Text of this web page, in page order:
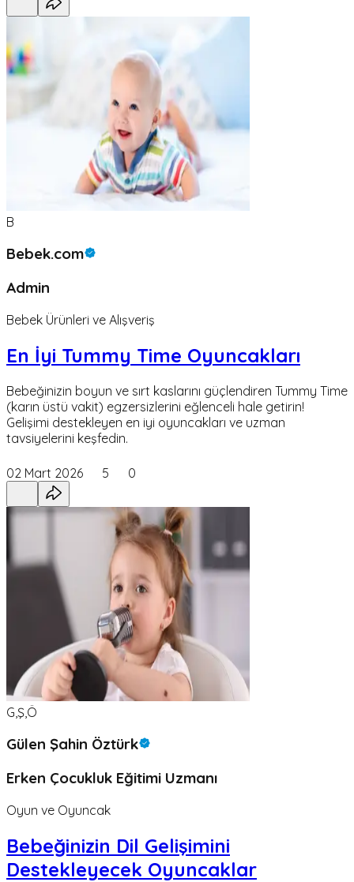
B
Bebek.com
Admin
Bebek Ürünleri ve Alışveriş
En İyi Tummy Time Oyuncakları
Bebeğinizin boyun ve sırt kaslarını güçlendiren Tummy Time
(karın üstü vakit) egzersizlerini eğlenceli hale getirin!
Gelişimi destekleyen en iyi oyuncakları ve uzman
tavsiyelerini keşfedin.
02 Mart 2026 5 0
G,Ş,Ö
Gülen Şahin Öztürk
Erken Çocukluk Eğitimi Uzmanı
Oyun ve Oyuncak
Bebeğinizin Dil Gelişimini
Destekleyecek Oyuncaklar